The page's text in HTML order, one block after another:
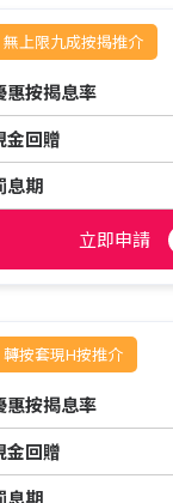
無上限九成按揭推介
惠按揭息率
金回贈
息期
立即申請
轉按套現H按推介
惠按揭息率
金回贈
息期